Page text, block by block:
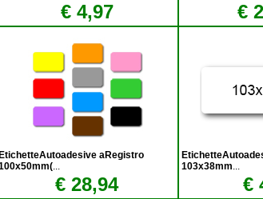
€ 4,97 €
EtichetteAutoadesive aRegistro
...
€ 28,94
103x38mm...
€